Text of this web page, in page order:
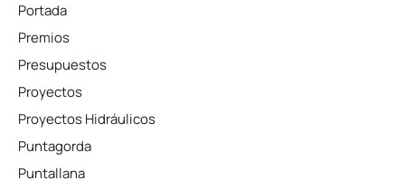
Portada
Premios
Presupuestos
Proyectos
Proyectos Hidráulicos
Puntagorda
Puntallana